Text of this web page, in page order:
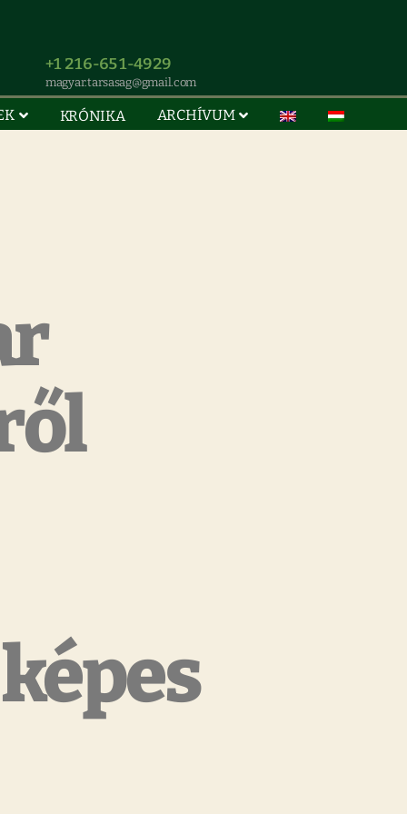
+1 216-651-4929
magyar.tarsasag@gmail.com
KRÓNIKA ARCHÍVUM